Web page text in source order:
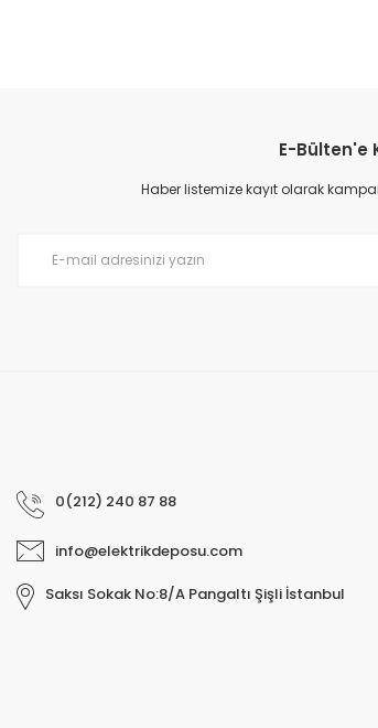
Ürün resmi kalitesiz, bozuk veya
Ürün açıklamasında eksik bilgiler bulunuyor.
E-Bülten'e
Haber listemize kayıt olarak
0(212) 240 87 88
info@elektrikdeposu.com
Saksı Sokak No:8/A Pangaltı Şişli İstanbul